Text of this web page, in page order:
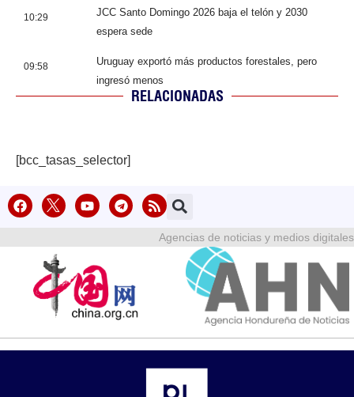
10:29
JCC Santo Domingo 2026 baja el telón y 2030
espera sede
09:58
Uruguay exportó más productos forestales, pero
ingresó menos
RELACIONADAS
[bcc_tasas_selector]
Agencias de noticias y medios digitales